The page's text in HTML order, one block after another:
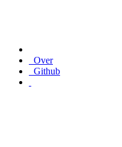
Over
Github